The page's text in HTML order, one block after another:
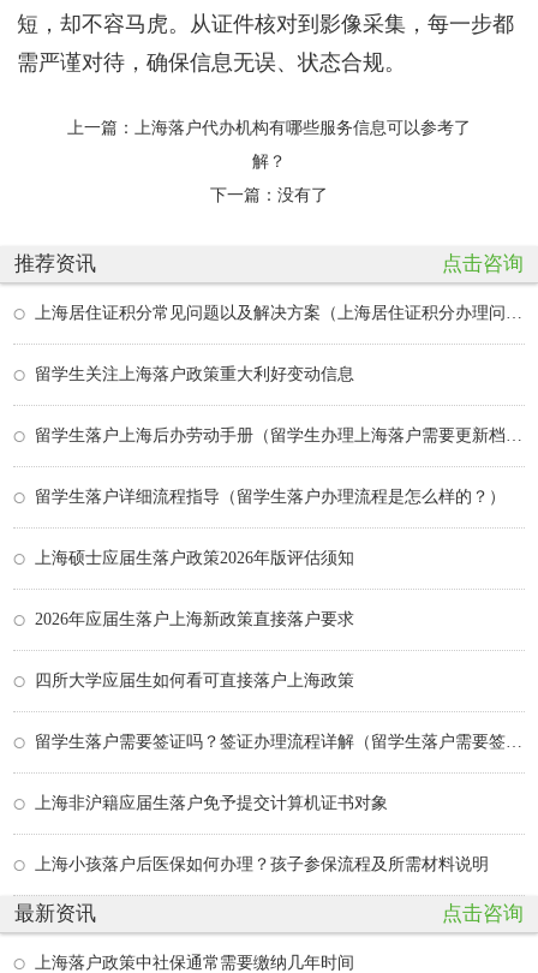
短，却不容马虎。从证件核对到影像采集，每一步都
需严谨对待，确保信息无误、状态合规。
上一篇：
上海落户代办机构有哪些服务信息可以参考了
解？
下一篇：没有了
推荐资讯 点击咨询
留学生关注上海落户政策重大利好变动信息
留学生落户详细流程指导（留学生落户办理流程是怎么样的？）
上海硕士应届生落户政策2026年版评估须知
2026年应届生落户上海新政策直接落户要求
四所大学应届生如何看可直接落户上海政策
上海非沪籍应届生落户免予提交计算机证书对象
上海小孩落户后医保如何办理？孩子参保流程及所需材料说明
最新资讯 点击咨询
上海落户政策中社保通常需要缴纳几年时间